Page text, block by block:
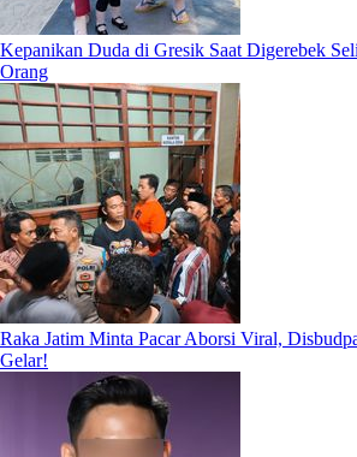
Kepanikan Duda di Gresik Saat Digerebek
Orang
Raka Jatim Minta Pacar Aborsi Viral,
Gelar!